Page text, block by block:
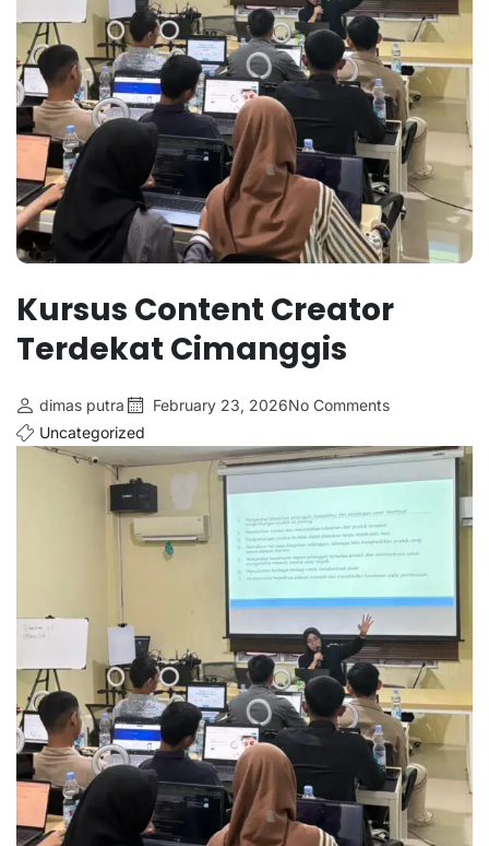
Kursus Content Creator
Terdekat Cimanggis
dimas putra February 23, 2026No Comments
Uncategorized